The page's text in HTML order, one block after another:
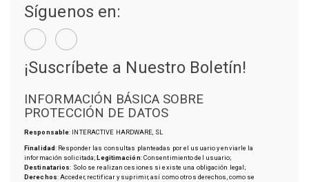
Síguenos en:
¡Suscríbete a Nuestro Boletín!
INFORMACIÓN BÁSICA SOBRE
PROTECCIÓN DE DATOS
Responsable: INTERACTIVE HARDWARE, SL
Finalidad: Responder las consultas planteadas por el usuario y enviarle la
información solicitada; Legitimación: Consentimiento del usuario;
Destinatarios: Solo se realizan cesiones si existe una obligación legal;
Derechos: Acceder, rectificar y suprimir, así como otros derechos, como se